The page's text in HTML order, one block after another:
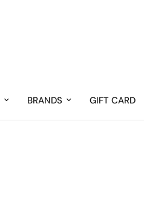
BRANDS GIFT CARD